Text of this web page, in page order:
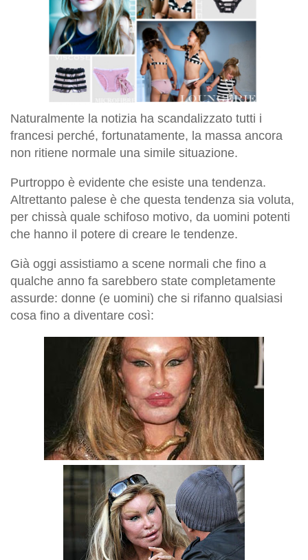
Naturalmente la notizia ha scandalizzato tutti i
francesi perché, fortunatamente, la massa ancora
non ritiene normale una simile situazione.
Purtroppo è evidente che esiste una tendenza.
Altrettanto palese è che questa tendenza sia voluta,
per chissà quale schifoso motivo, da uomini potenti
che hanno il potere di creare le tendenze.
Già oggi assistiamo a scene normali che fino a
qualche anno fa sarebbero state completamente
assurde: donne (e uomini) che si rifanno qualsiasi
cosa fino a diventare così: